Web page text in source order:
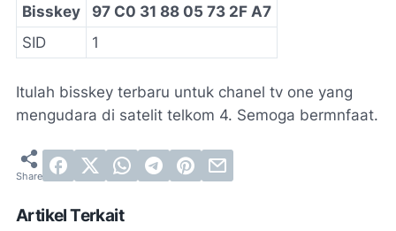
Bisskey
97 C0 31 88 05 73 2F A7
SID
1
Itulah bisskey terbaru untuk chanel tv one yang
mengudara di satelit telkom 4. Semoga bermnfaat.
Artikel Terkait